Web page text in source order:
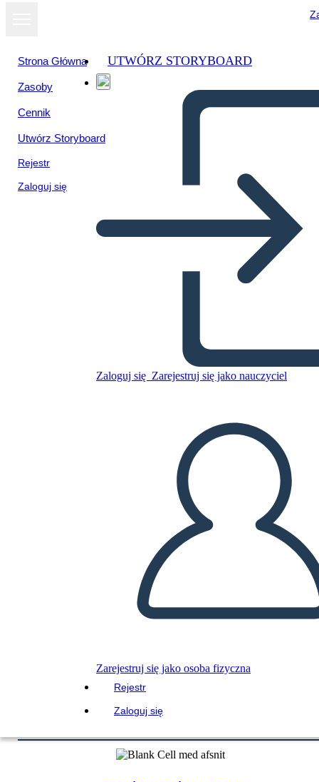
Strona Główna
Zasoby
Cennik
Utwórz Storyboard
Rejestr
Zaloguj się
UTWÓRZ STORYBOARD
Zaloguj się Zarejestruj się jako nauczyciel
Zarejestruj się jako osoba fizyczna
Rejestr
Zaloguj się
Blank Cell med afsnit
STWÓRZ SCENORYS
PRZECZYTAJ MI